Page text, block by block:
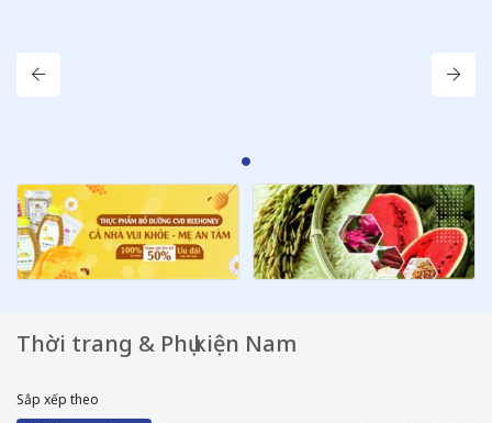
Thời trang & Phụ kiện Nam
Sắp xếp theo